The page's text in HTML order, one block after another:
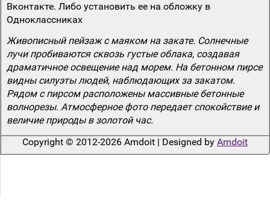
Вконтакте. Либо установить ее на обложку в
Одноклассниках
Живописный пейзаж с маяком на закате. Солнечные
лучи пробиваются сквозь густые облака, создавая
драматичное освещение над морем. На бетонном пирсе
видны силуэты людей, наблюдающих за закатом.
Рядом с пирсом расположены массивные бетонные
волнорезы. Атмосферное фото передает спокойствие и
величие природы в золотой час.
Copyright © 2012-2026 Amdoit | Designed by Amdoit